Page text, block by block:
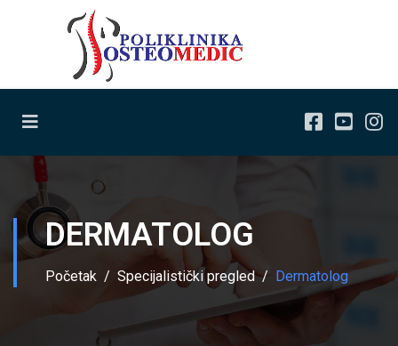
DERMATOLOG
Početak Specijalistički pregled Dermatolog